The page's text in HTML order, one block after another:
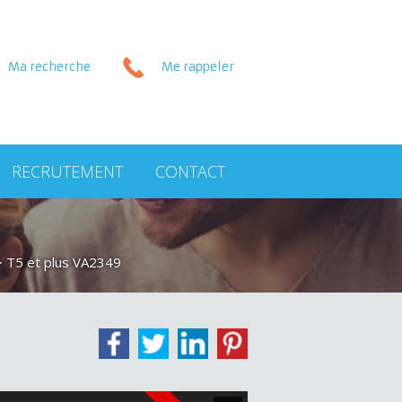
Me rappeler
Ma recherche
RECRUTEMENT CONTACT
T5 et plus VA2349